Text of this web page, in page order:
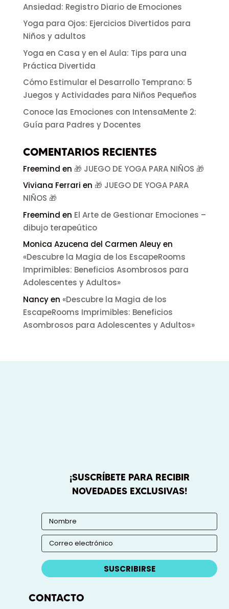
Ansiedad: Registro Diario de Emociones
Yoga para Ojos: Ejercicios Divertidos para
Niños y adultos
Yoga en Casa y en el Aula: Tips para una
Práctica Divertida
Cómo Estimular el Desarrollo Temprano: 5
Juegos y Actividades para Niños Pequeños
Conoce las Emociones con IntensaMente 2:
Guía para Padres y Docentes
COMENTARIOS RECIENTES
Freemind en 🎁 JUEGO DE YOGA PARA NIÑOS 🎁
Viviana Ferrari en 🎁 JUEGO DE YOGA PARA
NIÑOS 🎁
Freemind en El Arte de Gestionar Emociones –
dibujo terapeútico
Monica Azucena del Carmen Aleuyen
«Descubre la Magia de los EscapeRooms
Imprimibles: Beneficios Asombrosos para
Adolescentes y Adultos»
Nancyen «Descubre la Magia de los
EscapeRooms Imprimibles: Beneficios
Asombrosos para Adolescentes y Adultos»
¡SUSCRÍBETE PARA RECIBIR
NOVEDADES EXCLUSIVAS!
SUSCRIBIRSE
CONTACTO